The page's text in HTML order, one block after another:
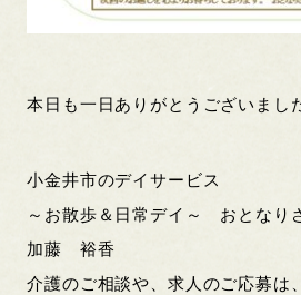
本日も一日ありがとうございまし
小金井市のデイサービス
～お散歩＆日常デイ～ おとなり
加藤 裕香
介護のご相談や、求人のご応募は